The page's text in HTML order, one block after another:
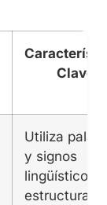
Clave
Utiliza
y signos
lingüísticos.